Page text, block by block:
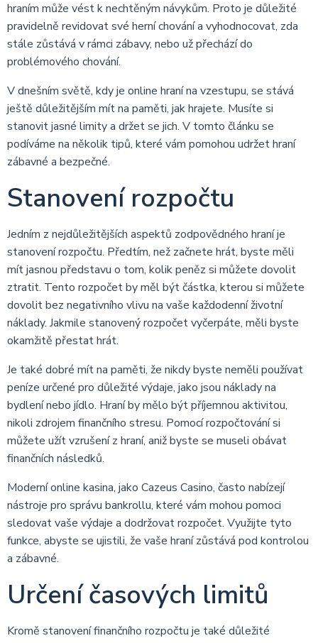
hraním může vést k nechtěným návykům. Proto je důležité
pravidelně revidovat své herní chování a vyhodnocovat, zda
stále zůstává v rámci zábavy, nebo už přechází do
problémového chování.
V dnešním světě, kdy je online hraní na vzestupu, se stává
ještě důležitějším mít na paměti, jak hrajete. Musíte si
stanovit jasné limity a držet se jich. V tomto článku se
podíváme na několik tipů, které vám pomohou udržet hraní
zábavné a bezpečné.
Stanovení rozpočtu
Jedním z nejdůležitějších aspektů zodpovědného hraní je
stanovení rozpočtu. Předtím, než začnete hrát, byste měli
mít jasnou představu o tom, kolik peněz si můžete dovolit
ztratit. Tento rozpočet by měl být částka, kterou si můžete
dovolit bez negativního vlivu na vaše každodenní životní
náklady. Jakmile stanovený rozpočet vyčerpáte, měli byste
okamžitě přestat hrát.
Je také dobré mít na paměti, že nikdy byste neměli používat
peníze určené pro důležité výdaje, jako jsou náklady na
bydlení nebo jídlo. Hraní by mělo být příjemnou aktivitou,
nikoli zdrojem finančního stresu. Pomocí rozpočtování si
můžete užít vzrušení z hraní, aniž byste se museli obávat
finančních následků.
Moderní online kasina, jako Cazeus Casino, často nabízejí
nástroje pro správu bankrollu, které vám mohou pomoci
sledovat vaše výdaje a dodržovat rozpočet. Využijte tyto
funkce, abyste se ujistili, že vaše hraní zůstává pod kontrolou
a zábavné.
Určení časových limitů
Kromě stanovení finančního rozpočtu je také důležité